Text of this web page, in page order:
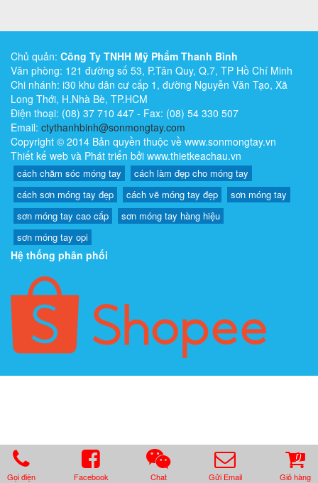
Chủ quản: Công Ty TNHH Mỹ Phẩm Thanh Bình
Văn phòng: 121 đường số 53, P.Tân Quy, Q.7, TP Hồ Chí Minh
Chi nhánh: i30 khu dân cư cấp 1, đường Nguyễn Văn Tạo, Xã
Long Thới, H.Nhà Bè, TP.HCM
Điện thoại: (08) 37 710 447 - Fax: (08) 54 330 507
Email: ctythanhbinh@sonmongtay.com
Copyright © 2014 Bản quyền thuộc về www.sonmongtay.vn
Thiết kế web và Phát triển bởi www.thietkeachau.vn
Gọi điện Facebook Chat Gửi Email
0
Giỏ hàng
cách chăm sóc móng tay
cách làm đẹp cho móng tay
cách sơn móng tay đẹp
cách vẽ móng tay đẹp
sơn móng tay
sơn móng tay cao cấp
sơn móng tay hàng hiệu
sơn móng tay opi
Hệ thống phân phối